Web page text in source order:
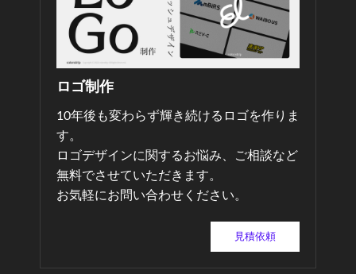
ロゴ制作
10年後も変わらず輝き続けるロゴを作りま
す。
ロゴデザインに関するお悩み、ご相談など
無料でさせていただきます。
お気軽にお問い合わせください。
見積依頼